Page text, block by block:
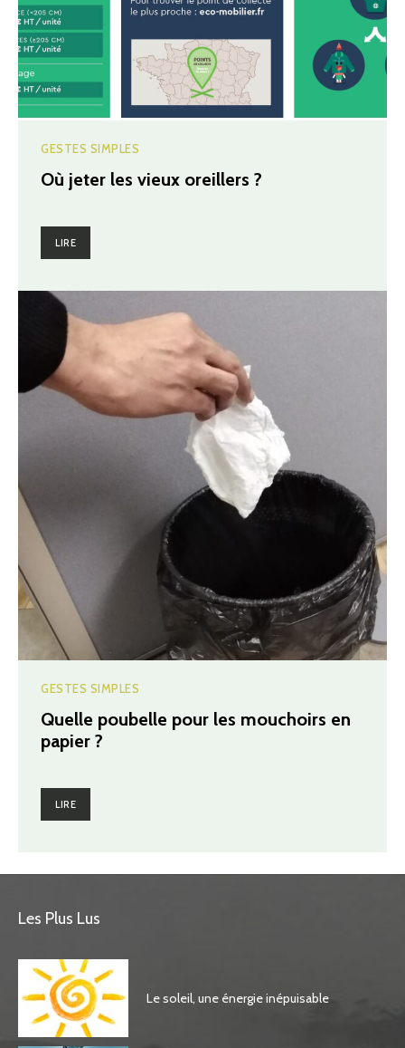
GESTES SIMPLES
Où jeter les vieux oreillers ?
LIRE
GESTES SIMPLES
Quelle poubelle pour les mouchoirs en
papier ?
LIRE
Les Plus Lus
Le soleil, une énergie inépuisable